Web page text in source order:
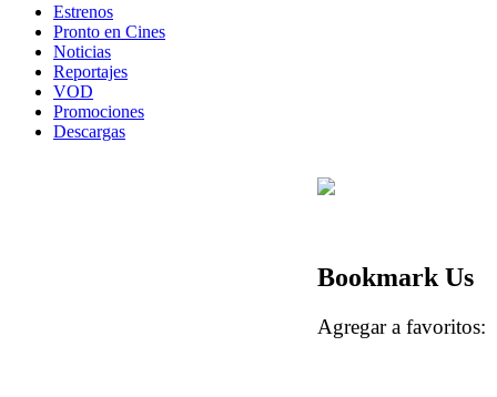
Estrenos
Pronto en Cines
Noticias
Reportajes
VOD
Promociones
Descargas
Bookmark Us
Agregar a